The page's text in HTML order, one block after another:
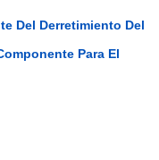
Del Derretimiento Del
Para El